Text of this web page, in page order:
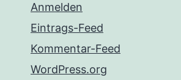
Anmelden
Eintrags-Feed
Kommentar-Feed
WordPress.org